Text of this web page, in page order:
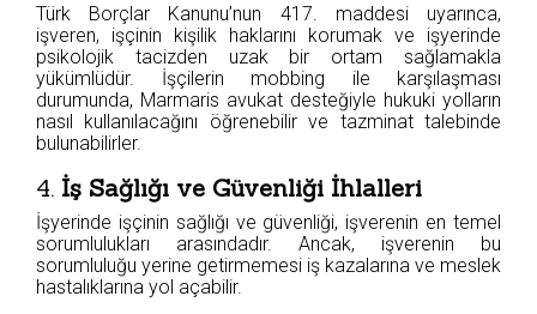
Türk Borçlar Kanunu’nun 417. maddesi uyarınca,
işveren, işçinin kişilik haklarını korumak ve işyerinde
psikolojik tacizden uzak bir ortam sağlamakla
yükümlüdür. İşçilerin mobbing ile karşılaşması
durumunda, Marmaris avukat desteğiyle hukuki yolların
nasıl kullanılacağını öğrenebilir ve tazminat talebinde
bulunabilirler.
4. İş Sağlığı ve Güvenliği İhlalleri
İşyerinde işçinin sağlığı ve güvenliği, işverenin en temel
sorumlulukları arasındadır. Ancak, işverenin bu
sorumluluğu yerine getirmemesi iş kazalarına ve meslek
hastalıklarına yol açabilir.